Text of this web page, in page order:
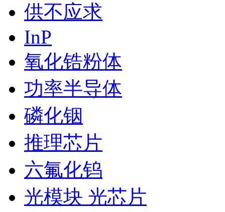
供不应求
InP
氧化锆粉体
功率半导体
磷化铟
推理芯片
六氟化钨
光模块 光芯片